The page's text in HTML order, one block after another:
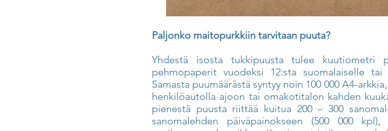
Paljonko maitopurkkiin tarvitaan puuta?
Yhdestä isosta tukkipuusta tulee kuutiometri
pehmopaperit vuodeksi 12:sta suomalaiselle tai
Samasta puumäärästä syntyy noin 100 000 A4-
henkilöautolla ajoon tai omakotitalon kahden
pienestä puusta riittää kuitua 200 – 300
sanomalehden päiväpainokseen (500 000